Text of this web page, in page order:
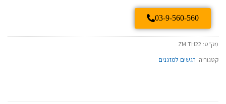
03-9-560-560
מק"ט: ZM TH22
קטגוריה: רגשים למזגנים